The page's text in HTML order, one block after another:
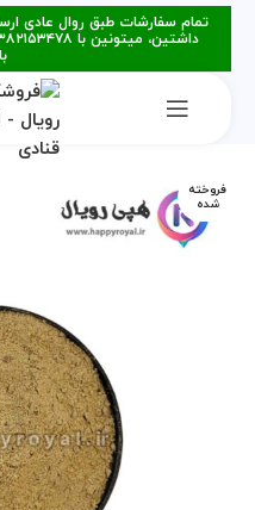
تمام سفارشات طبق روال عادی
فروخته
شده